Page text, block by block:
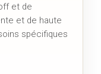
et de
et de haute
spécifiques